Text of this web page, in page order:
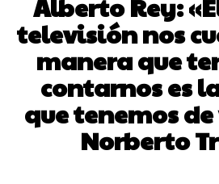
Alberto Rey:
televisión nos
manera que
contarnos es
que tenemos
Norberto